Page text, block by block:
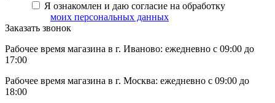
Я ознакомлен и даю согласие на обработку
моих персональных данных
Заказать звонок
Рабочее время магазина в г. Иваново: ежедневно с 09:00 до
17:00
Рабочее время магазина в г. Москва: ежедневно с 09:00 до
18:00